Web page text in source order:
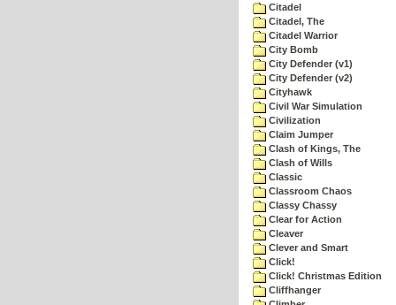
Citadel
Citadel, The
Citadel Warrior
City Bomb
City Defender (v1)
City Defender (v2)
Cityhawk
Civil War Simulation
Civilization
Claim Jumper
Clash of Kings, The
Clash of Wills
Classic
Classroom Chaos
Classy Chassy
Clear for Action
Cleaver
Clever and Smart
Click!
Click! Christmas Edition
Cliffhanger